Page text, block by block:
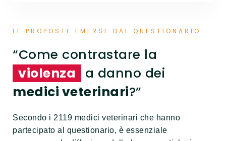
LE PROPOSTE EMERSE DAL QUESTIONARIO
“Come contrastare la
violenza
a danno dei
medici veterinari?”
Secondo i 2119 medici veterinari che hanno
partecipato al questionario, è essenziale